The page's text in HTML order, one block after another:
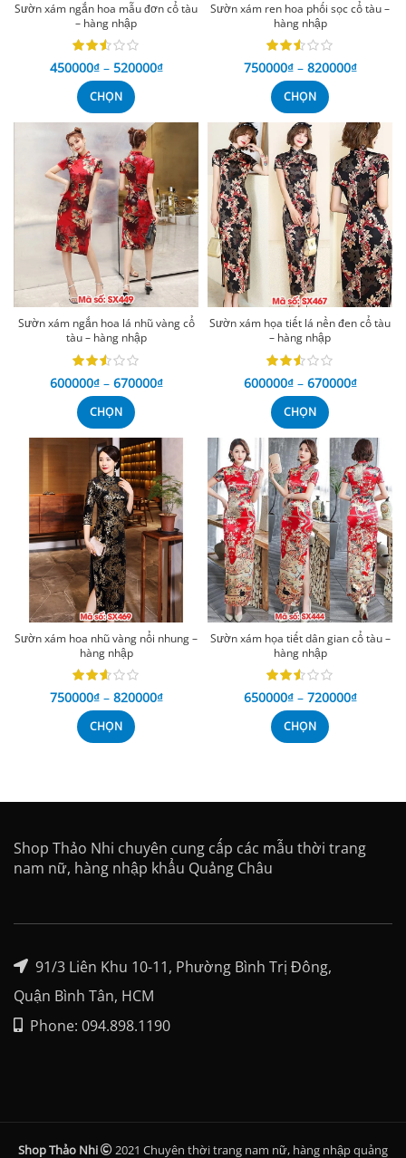
Sườn xám ngắn hoa mẫu đơn cổ tàu
– hàng nhập
450000₫ – 520000₫
CHỌN
Sườn xám ren hoa phối sọc cổ tàu –
hàng nhập
750000₫ – 820000₫
CHỌN
Sườn xám ngắn hoa lá nhũ vàng cổ
tàu – hàng nhập
600000₫ – 670000₫
CHỌN
Sườn xám họa tiết lá nền đen cổ tàu
– hàng nhập
600000₫ – 670000₫
CHỌN
Sườn xám hoa nhũ vàng nổi nhung –
hàng nhập
750000₫ – 820000₫
CHỌN
Sườn xám họa tiết dân gian cổ tàu –
hàng nhập
650000₫ – 720000₫
CHỌN
Shop Thảo Nhi chuyên cung cấp các mẫu thời trang
nam nữ, hàng nhập khẩu Quảng Châu
91/3 Liên Khu 10-11, Phường Bình Trị Đông,
Quận Bình Tân, HCM
Phone: 094.898.1190
Shop Thảo Nhi 2021 Chuyên thời trang nam nữ, hàng nhập quảng